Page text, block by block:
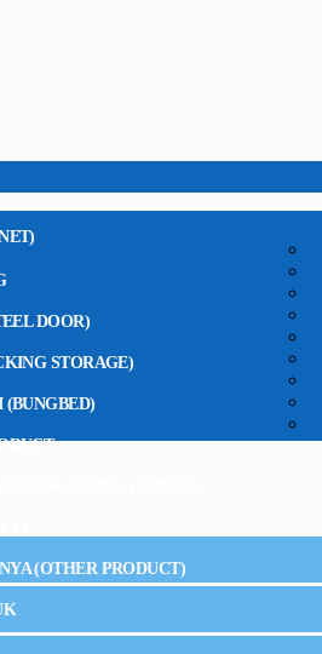
DOOR)
STORAGE)
(BUNGBED)
(OTHER PRODUCT)